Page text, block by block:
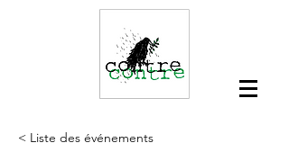
< Liste des événements